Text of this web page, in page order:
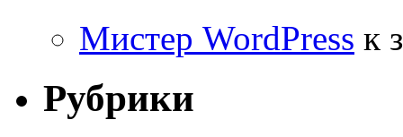
Мистер WordPress к
Рубрики